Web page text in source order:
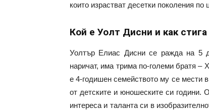
които израстват десетки поколения
Кой е Уолт Дисни и как
Уолтър Елиас Дисни се ражда на 5
наричат, има трима по-големи братя –
е 4-годишен семейството му се мести
от детските и юношеските си години.
интереса и таланта си в